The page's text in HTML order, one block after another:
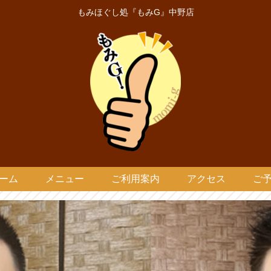
もみほぐし処『もみG』中野店
ム メニュー ご利用案内 アクセス ご